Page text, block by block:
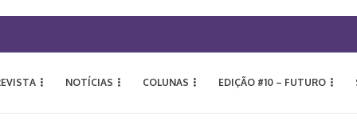
NOTÍCIAS COLUNAS EDIÇÃO #10 – FUTURO